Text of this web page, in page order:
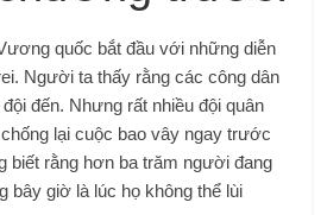
quốc bắt đầu với những diễn
Người ta thấy rằng các công dân
đến. Nhưng rất nhiều đội quân
lại cuộc bao vây ngay trước
biết rằng hơn ba trăm người đang
bây giờ là lúc họ không thể lùi